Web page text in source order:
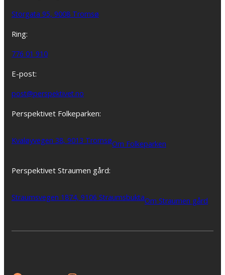
Storgata 95, 9008 Tromsø
Ring:
776 01 910
E-post:
post@perspektivet.no
Perspektivet Folkeparken:
Kvaløyvegen 38, 9013 TromsøOm Folkeparken
Perspektivet Straumen gård:
Straumsvegen 1874, 9106 StraumsbuktaOm Straumen gård